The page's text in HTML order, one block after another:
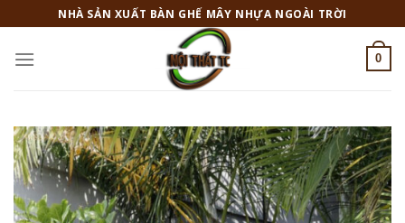
to
content
NHÀ SẢN XUẤT BÀN GHẾ MÂY NHỰA NGOÀI TRỜI
0